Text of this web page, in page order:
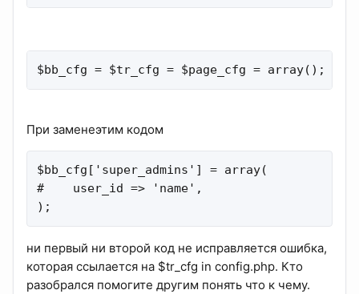
$bb_cfg = $tr_cfg = $page_cfg = array();
При заменеэтим кодом
$bb_cfg['super_admins'] = array(
#    user_id => 'name',
);
ни первый ни второй код не исправляется ошибка,
которая ссылается на $tr_cfg in config.php. Кто
разобрался помогите другим понять что к чему.